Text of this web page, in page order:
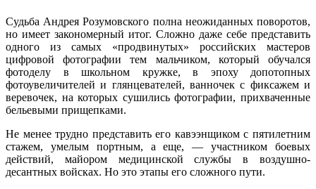
Судьба Андрея Розумовского полна неожиданных поворотов,
но имеет закономерный итог. Сложно даже себе представить
одного из самых «продвинутых» российских мастеров
цифровой фотографии тем мальчиком, который обучался
фотоделу в школьном кружке, в эпоху допотопных
фотоувеличителей и глянцевателей, ванночек с фиксажем и
веревочек, на которых сушились фотографии, прихваченные
бельевыми прищепками.
Не менее трудно представить его кавээнщиком с пятилетним
стажем, умелым портным, а еще, — участником боевых
действий, майором медицинской службы в воздушно-
десантных войсках. Но это этапы его сложного пути.